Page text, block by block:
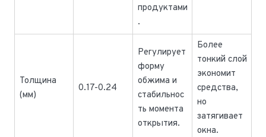
продуктами
.
Толщина
(мм)
0.17-0.24
Регулирует
форму
обжима и
стабильнос
ть момента
открытия.
Более
тонкий слой
экономит
средства,
но
затягивает
окна.